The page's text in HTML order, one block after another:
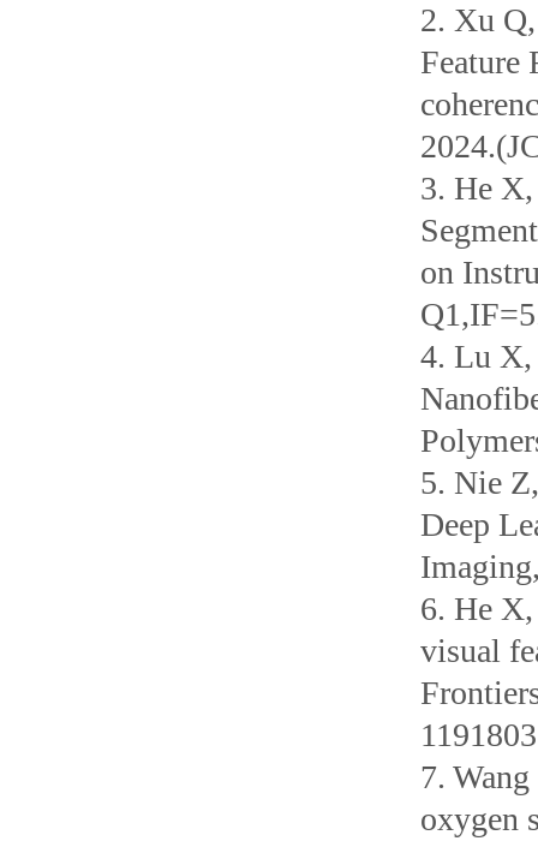
2. Xu
Feature
3. He
on
4. Lu X,
5. Nie
Deep
6. He
visual
7.
oxygen